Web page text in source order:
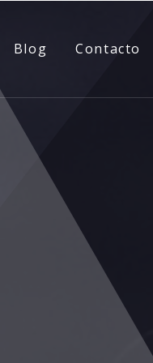
Blog Contacto